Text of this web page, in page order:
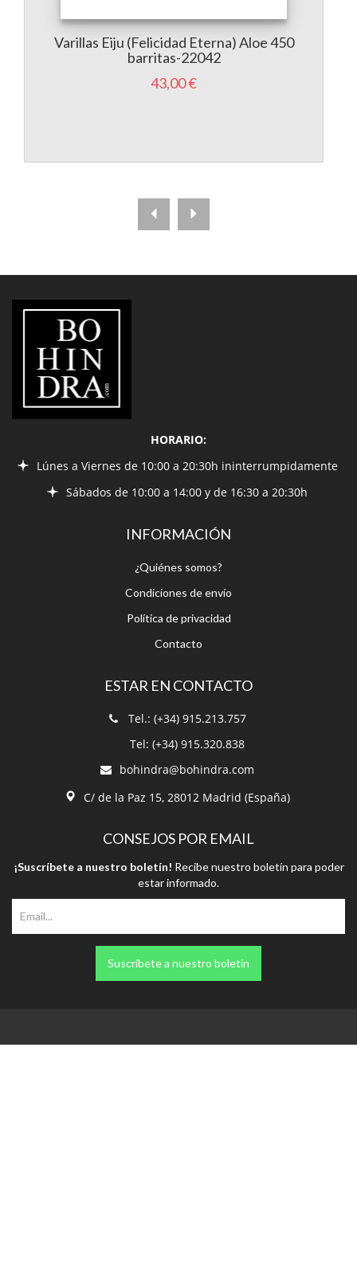
Varillas Eiju (Felicidad Eterna) Aloe 450
barritas-22042
43,00 €
LIBRERÍA
BOHINDRA
HORARIO:
Lúnes a Viernes de 10:00 a 20:30h ininterrumpidamente
Sábados de 10:00 a 14:00 y de 16:30 a 20:30h
INFORMACIÓN
¿Quiénes somos?
Condiciones de envío
Política de privacidad
Contacto
ESTAR EN CONTACTO
Tel.: (+34) 915.213.757
Tel: (+34) 915.320.838
bohindra@bohindra.com
C/ de la Paz 15, 28012 Madrid (España)
CONSEJOS POR EMAIL
¡Suscríbete a nuestro boletín! Recibe nuestro boletín para poder
estar informado.
Suscríbete a nuestro boletín